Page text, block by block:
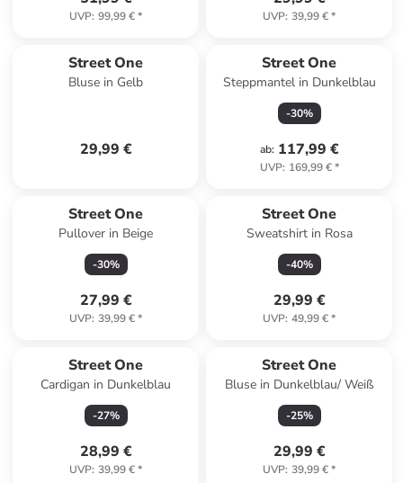
UVP: 99,99 €* UVP: 39,99 €*
Street One
Bluse in Gelb
29,99 €
Street One
Steppmantel in Dunkelblau
-30%
ab: 117,99 €
UVP: 169,99 €*
Street One
Pullover in Beige
-30%
27,99 €
UVP: 39,99 €*
Street One
Sweatshirt in Rosa
-40%
29,99 €
UVP: 49,99 €*
Street One
Cardigan in Dunkelblau
-27%
28,99 €
UVP: 39,99 €*
Street One
Bluse in Dunkelblau/ Weiß
-25%
29,99 €
UVP: 39,99 €*